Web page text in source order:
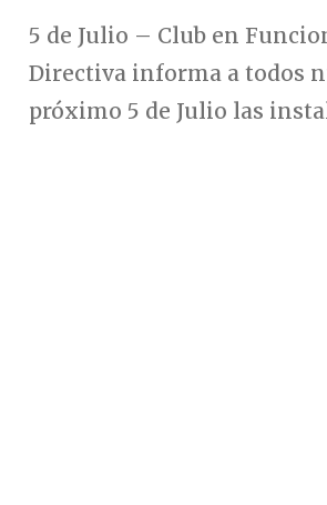
5 de Julio – Club en
Directiva informa a todos
próximo 5 de Julio las